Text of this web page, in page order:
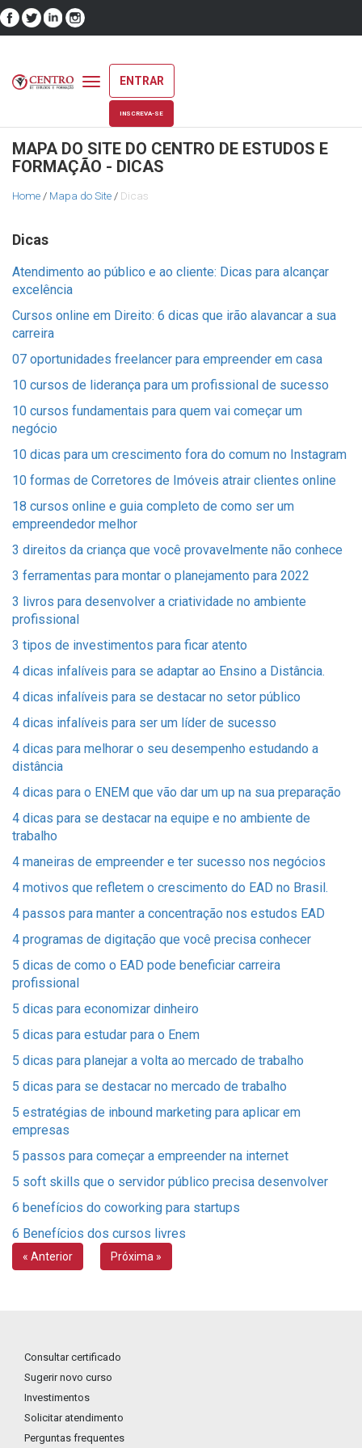
Toggle
navigation
ENTRAR
INSCREVA-SE
MAPA DO SITE DO CENTRO DE ESTUDOS E
FORMAÇÃO - DICAS
Home / Mapa do Site / Dicas
Dicas
Atendimento ao público e ao cliente: Dicas para alcançar
excelência
Cursos online em Direito: 6 dicas que irão alavancar a sua
carreira
07 oportunidades freelancer para empreender em casa
10 cursos de liderança para um profissional de sucesso
10 cursos fundamentais para quem vai começar um
negócio
10 dicas para um crescimento fora do comum no Instagram
10 formas de Corretores de Imóveis atrair clientes online
18 cursos online e guia completo de como ser um
empreendedor melhor
3 direitos da criança que você provavelmente não conhece
3 ferramentas para montar o planejamento para 2022
3 livros para desenvolver a criatividade no ambiente
profissional
3 tipos de investimentos para ficar atento
4 dicas infalíveis para se adaptar ao Ensino a Distância.
4 dicas infalíveis para se destacar no setor público
4 dicas infalíveis para ser um líder de sucesso
4 dicas para melhorar o seu desempenho estudando a
distância
4 dicas para o ENEM que vão dar um up na sua preparação
4 dicas para se destacar na equipe e no ambiente de
trabalho
4 maneiras de empreender e ter sucesso nos negócios
4 motivos que refletem o crescimento do EAD no Brasil.
4 passos para manter a concentração nos estudos EAD
4 programas de digitação que você precisa conhecer
5 dicas de como o EAD pode beneficiar carreira
profissional
5 dicas para economizar dinheiro
5 dicas para estudar para o Enem
5 dicas para planejar a volta ao mercado de trabalho
5 dicas para se destacar no mercado de trabalho
5 estratégias de inbound marketing para aplicar em
empresas
5 passos para começar a empreender na internet
5 soft skills que o servidor público precisa desenvolver
6 benefícios do coworking para startups
6 Benefícios dos cursos livres
« Anterior Próxima »
Consultar certificado
Sugerir novo curso
Investimentos
Solicitar atendimento
Perguntas frequentes